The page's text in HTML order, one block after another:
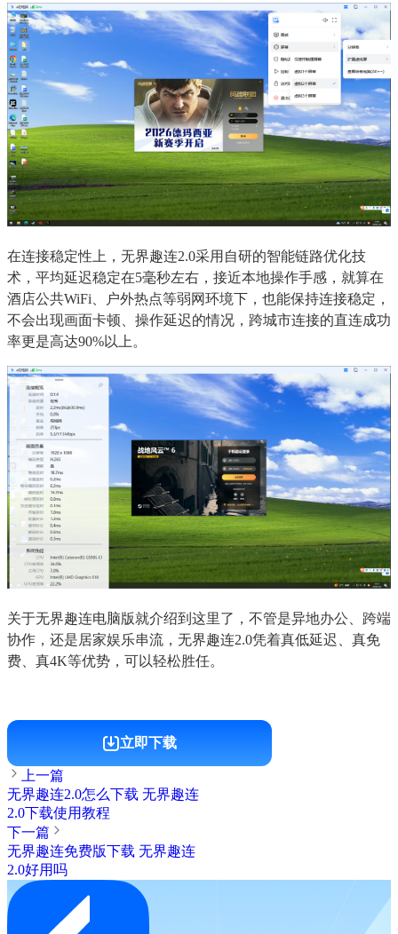
在连接稳定性上，无界趣连2.0采用自研的智能链路优化技
术，平均延迟稳定在5毫秒左右，接近本地操作手感，就算在
酒店公共WiFi、户外热点等弱网环境下，也能保持连接稳定，
不会出现画面卡顿、操作延迟的情况，跨城市连接的直连成功
率更是高达90%以上。
关于无界趣连电脑版就介绍到这里了，不管是异地办公、跨端
协作，还是居家娱乐串流，无界趣连2.0凭着真低延迟、真免
费、真4K等优势，可以轻松胜任。
立即下载
上一篇
无界趣连2.0怎么下载 无界趣连
2.0下载使用教程
下一篇
无界趣连免费版下载 无界趣连
2.0好用吗